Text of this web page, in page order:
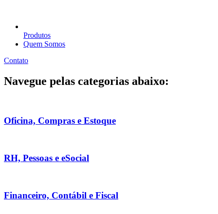
Produtos
Quem Somos
Contato
Navegue pelas categorias abaixo:
Oficina, Compras e Estoque
RH, Pessoas e eSocial
Financeiro, Contábil e Fiscal